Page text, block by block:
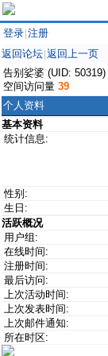
登录 注册
返回论坛 返回上一页
告别娑婆 (UID: 50319)
空间访问量 39
个人资料
基本资料
统计信息:
性别:
生日:
活跃概况
用户组:
在线时间:
注册时间:
最后访问:
上次活动时间:
上次发表时间:
上次邮件通知:
所在时区: